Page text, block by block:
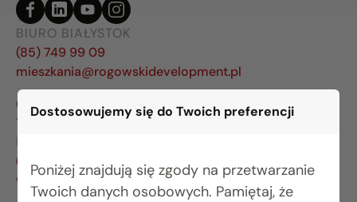
Dostosowujemy się do Twoich preferencji
Poniżej znajdują się zgody na przetwarzanie
Twoich danych osobowych. Pamiętaj, że
BIURO BIAŁYSTOK
(85) 749 99 09
mieszkania@rogowskidevelopment.pl
ul. Legionowa 28 lok. 202
15-281 Białystok
BIURO WARSZAWA
(22) 642 03 55
warszawa@rogowskidevelopment.pl